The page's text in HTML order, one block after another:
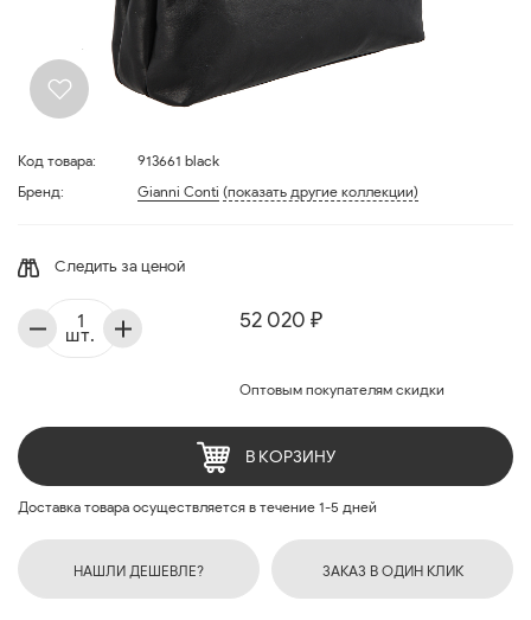
Код товара:
913661 black
Бренд:
Gianni Conti (показать другие коллекции)
Следить за ценой
52 020 ₽
Оптовым покупателям скидки
шт.
В КОРЗИНУ
Доставка товара осуществляется в течение 1-5 дней
НАШЛИ ДЕШЕВЛЕ? ЗАКАЗ В ОДИН КЛИК